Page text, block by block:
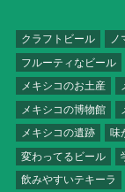
クラフトビール ノ
フルーティなビール
メキシコのお土産
メキシコの博物館
メキシコの遺跡
味
変わってるビール
飲みやすいテキーラ